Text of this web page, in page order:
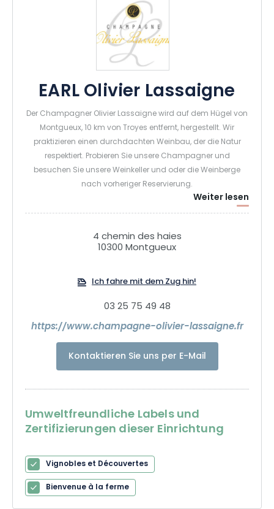
EARL Olivier Lassaigne
Der Champagner Olivier Lassaigne wird auf dem Hügel von
Montgueux, 10 km von Troyes entfernt, hergestellt. Wir
praktizieren einen durchdachten Weinbau, der die Natur
respektiert. Probieren Sie unsere Champagner und
besuchen Sie unsere Weinkeller und oder die Weinberge
nach vorheriger Reservierung.
Weiter lesen
4 chemin des haies
10300 Montgueux
Ich fahre mit dem Zug hin!
03 25 75 49 48
https://www.champagne-olivier-lassaigne.fr
Kontaktieren Sie uns per E-Mail
Umweltfreundliche Labels und
Zertifizierungen dieser Einrichtung
Vignobles et Découvertes
Bienvenue à la ferme